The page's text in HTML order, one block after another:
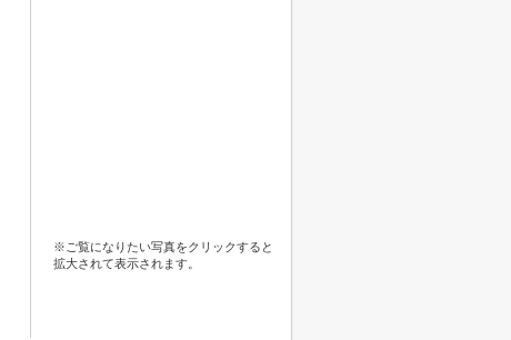
※ご覧になりたい写真をクリックすると
拡大されて表示されます。